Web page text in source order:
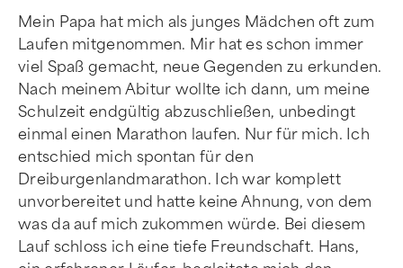
Mein Papa hat mich als junges Mädchen oft zum
Laufen mitgenommen. Mir hat es schon immer
viel Spaß gemacht, neue Gegenden zu erkunden.
Nach meinem Abitur wollte ich dann, um meine
Schulzeit endgültig abzuschließen, unbedingt
einmal einen Marathon laufen. Nur für mich. Ich
entschied mich spontan für den
Dreiburgenlandmarathon. Ich war komplett
unvorbereitet und hatte keine Ahnung, von dem
was da auf mich zukommen würde. Bei diesem
Lauf schloss ich eine tiefe Freundschaft. Hans,